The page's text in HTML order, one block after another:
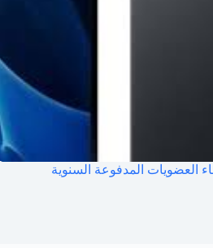
العضويات المدفوعة السنوية